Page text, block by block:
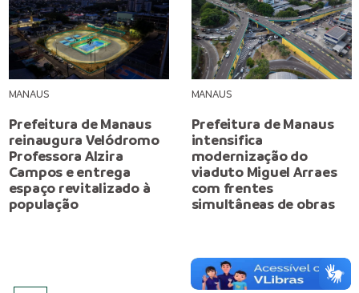
MANAUS
Prefeitura de Manaus
reinaugura Velódromo
Professora Alzira
Campos e entrega
espaço revitalizado à
população
MANAUS
Prefeitura de Manaus
intensifica
modernização do
viaduto Miguel Arraes
com frentes
simultâneas de obras